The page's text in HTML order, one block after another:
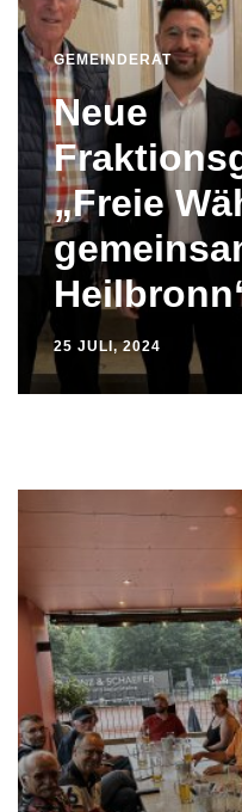
GEMEINDERAT
Neue
„Freie
25 JULI, 2024